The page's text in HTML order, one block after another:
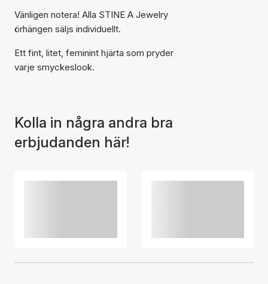
Artikeln har lagts till i
Vänligen notera! Alla STINE A Jewelry
örhängen säljs individuellt.
Ett fint, litet, feminint hjärta som pryder
varje smyckeslook.
Kolla in några andra bra
erbjudanden här!